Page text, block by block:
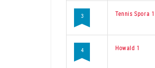
3 Tennis Spora 1
4 Howald 1